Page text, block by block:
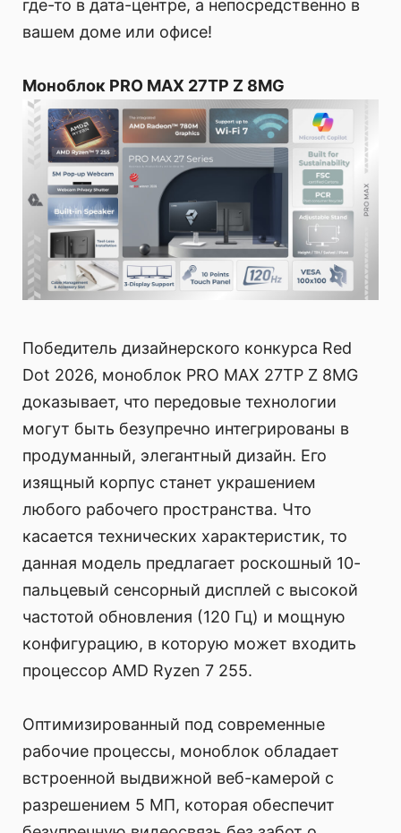
где-то в дата-центре, а непосредственно в
вашем доме или офисе!
Моноблок PRO MAX 27TP Z 8MG
Победитель дизайнерского конкурса Red
Dot 2026, моноблок PRO MAX 27TP Z 8MG
доказывает, что передовые технологии
могут быть безупречно интегрированы в
продуманный, элегантный дизайн. Его
изящный корпус станет украшением
любого рабочего пространства. Что
касается технических характеристик, то
данная модель предлагает роскошный 10-
пальцевый сенсорный дисплей с высокой
частотой обновления (120 Гц) и мощную
конфигурацию, в которую может входить
процессор AMD Ryzen 7 255.
Оптимизированный под современные
рабочие процессы, моноблок обладает
встроенной выдвижной веб-камерой с
разрешением 5 МП, которая обеспечит